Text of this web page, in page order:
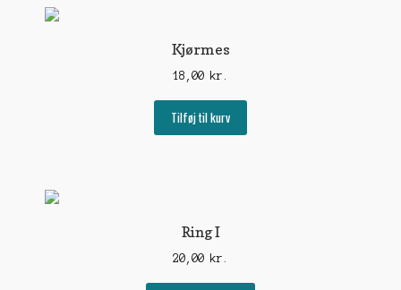
Kjørmes
18,00 kr.
Tilføj til kurv
Ring I
20,00 kr.